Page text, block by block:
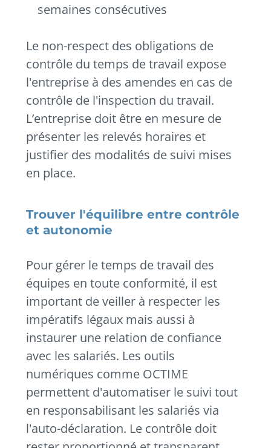
semaines consécutives
Le non-respect des obligations de
contrôle du temps de travail expose
l'entreprise à des amendes en cas de
contrôle de l'inspection du travail.
L’entreprise doit être en mesure de
présenter les relevés horaires et
justifier des modalités de suivi mises
en place.
Trouver l'équilibre entre contrôle
et autonomie
Pour gérer le temps de travail des
équipes en toute conformité, il est
importantde veiller à respecter les
impératifs légaux mais aussi à
instaurer une relation de confiance
avec les salariés. Les outils
numériques comme OCTIME
permettent d'automatiser le suivi tout
en responsabilisant les salariés via
l'auto-déclaration. Le contrôle doit